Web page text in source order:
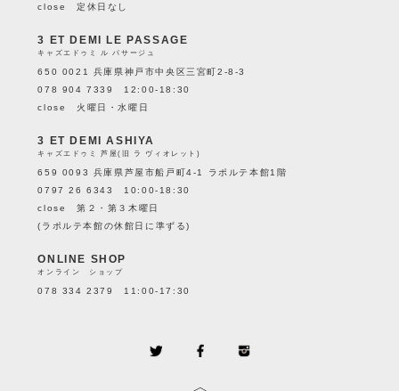
close 定休日なし
3 ET DEMI LE PASSAGE
キャズエドゥミ ル パサージュ
650 0021 兵庫県神戸市中央区三宮町2-8-3
078 904 7339 12:00-18:30
close 火曜日・水曜日
3 ET DEMI ASHIYA
キャズエドゥミ 芦屋(旧 ラ ヴィオレット)
659 0093 兵庫県芦屋市船戸町4-1 ラポルテ本館1階
0797 26 6343 10:00-18:30
close 第２・第３木曜日
(ラポルテ本館の休館日に準ずる)
ONLINE SHOP
オンライン ショップ
078 334 2379 11:00-17:30